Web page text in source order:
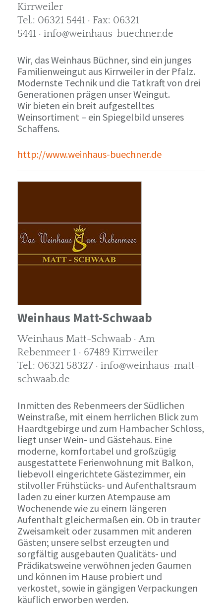
Kirrweiler
Tel.: 06321 5441 · Fax: 06321
5441 · info@weinhaus-buechner.de
Wir, das Weinhaus Büchner, sind ein junges
Familienweingut aus Kirrweiler in der Pfalz.
Modernste Technik und die Tatkraft von drei
Generationen prägen unser Weingut.
Wir bieten ein breit aufgestelltes
Weinsortiment – ein Spiegelbild unseres
Schaffens.
http://www.weinhaus-buechner.de
Weinhaus Matt-Schwaab
Weinhaus Matt-Schwaab · Am
Rebenmeer 1 · 67489 Kirrweiler
Tel.: 06321 58327 · info@weinhaus-matt-
schwaab.de
Inmitten des Rebenmeers der Südlichen
Weinstraße, mit einem herrlichen Blick zum
Haardtgebirge und zum Hambacher Schloss,
liegt unser Wein- und Gästehaus. Eine
moderne, komfortabel und großzügig
ausgestattete Ferienwohnung mit Balkon,
liebevoll eingerichtete Gästezimmer, ein
stilvoller Frühstücks- und Aufenthaltsraum
laden zu einer kurzen Atempause am
Wochenende wie zu einem längeren
Aufenthalt gleichermaßen ein. Ob in trauter
Zweisamkeit oder zusammen mit anderen
Gästen; unsere selbst erzeugten und
sorgfältig ausgebauten Qualitäts- und
Prädikatsweine verwöhnen jeden Gaumen
und können im Hause probiert und
verkostet, sowie in gängigen Verpackungen
käuflich erworben werden.